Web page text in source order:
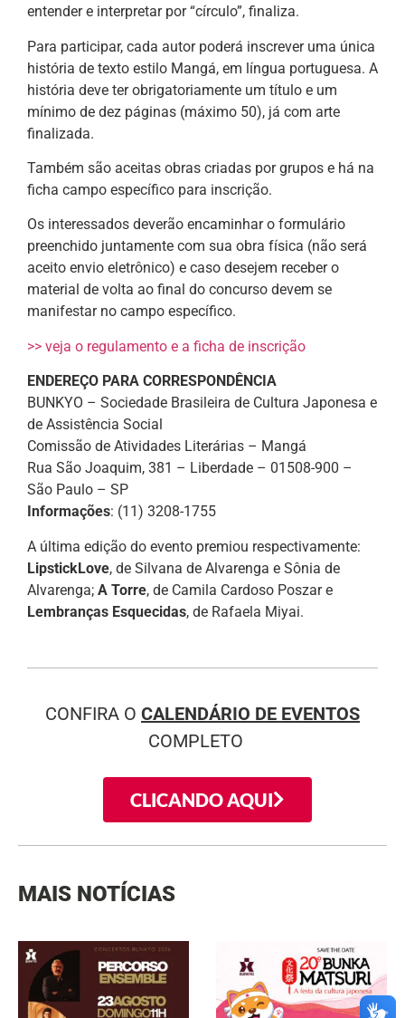
entender e interpretar por “círculo”, finaliza.
Para participar, cada autor poderá inscrever uma única
história de texto estilo Mangá, em língua portuguesa. A
história deve ter obrigatoriamente um título e um
mínimo de dez páginas (máximo 50), já com arte
finalizada.
Também são aceitas obras criadas por grupos e há na
ficha campo específico para inscrição.
Os interessados deverão encaminhar o formulário
preenchido juntamente com sua obra física (não será
aceito envio eletrônico) e caso desejem receber o
material de volta ao final do concurso devem se
manifestar no campo específico.
>> veja o regulamento e a ficha de inscrição
ENDEREÇO PARA CORRESPONDÊNCIA
BUNKYO – Sociedade Brasileira de Cultura Japonesa e
de Assistência Social
Comissão de Atividades Literárias – Mangá
Rua São Joaquim, 381 – Liberdade – 01508-900 –
São Paulo – SP
Informações: (11) 3208-1755
A última edição do evento premiou respectivamente:
LipstickLove, de Silvana de Alvarenga e Sônia de
Alvarenga; A Torre, de Camila Cardoso Poszar e
Lembranças Esquecidas, de Rafaela Miyai.
CONFIRA O CALENDÁRIO DE EVENTOS
COMPLETO
CLICANDO AQUI
MAIS NOTÍCIAS